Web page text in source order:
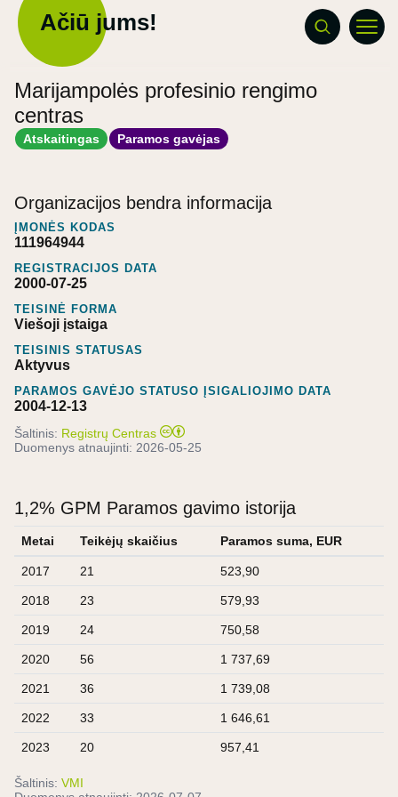
Ačiū jums!
Marijampolės profesinio rengimo
centras
Atskaitingas Paramos gavėjas
Organizacijos bendra informacija
ĮMONĖS KODAS
111964944
REGISTRACIJOS DATA
2000-07-25
TEISINĖ FORMA
Viešoji įstaiga
TEISINIS STATUSAS
Aktyvus
PARAMOS GAVĖJO STATUSO ĮSIGALIOJIMO DATA
2004-12-13
Šaltinis: Registrų Centras
Duomenys atnaujinti: 2026-05-25
1,2% GPM Paramos gavimo istorija
Metai Teikėjų skaičius Paramos suma, EUR
2017 21 523,90
2018 23 579,93
2019 24 750,58
2020 56 1 737,69
2021 36 1 739,08
2022 33 1 646,61
2023 20 957,41
Šaltinis: VMI